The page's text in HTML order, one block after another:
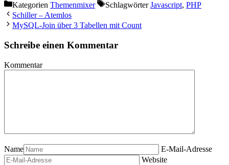
Kategorien Themenmixer SchlagwörterJavascript, PHP
Schiller – Atemlos
MySQL-Join über 3 Tabellen mit Count
Schreibe einen Kommentar
Kommentar
Name
E-Mail-Adresse
Website